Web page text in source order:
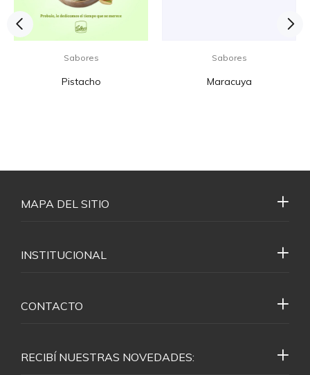
Sabores
Pistacho
Sabores
Maracuya
RECIBÍ NUESTRAS NOVEDADES:
MAPA DEL SITIO
INSTITUCIONAL
CONTACTO